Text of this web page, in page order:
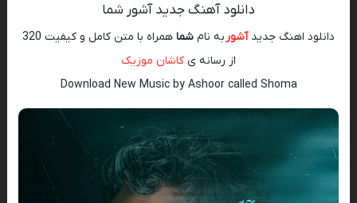
دانلود آهنگ جدید آشور شما
دانلود اهنگ جدیدآشوربه نام شما
همراه با متن کامل و کیفیت 320
از رسانه ی کاشان موزیک
Download New Music by Ashoor called Shoma